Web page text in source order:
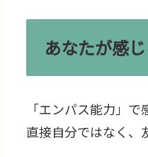
あなたが感
「エンパス能力」
直接自分ではなく、